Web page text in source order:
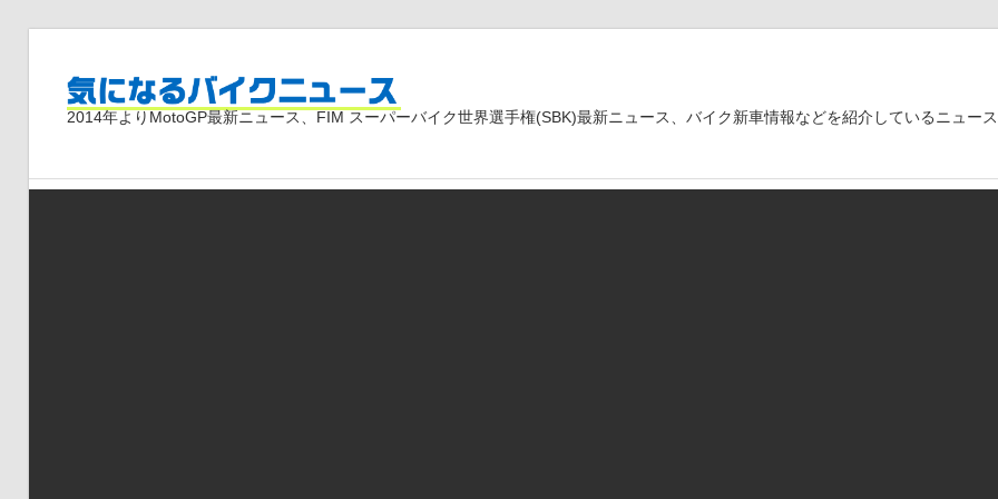
気
に
2014年よりMotoGP最新ニュース、FIM スーパーバイク世界選手権(SBK)最新ニュース、バイク新車情報などを紹介しているニュース